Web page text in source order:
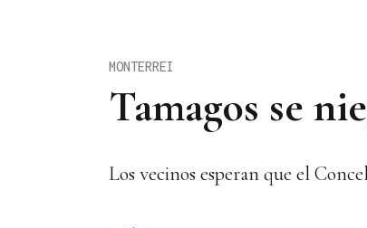
Tamagos se
MONTERREI
Los vecinos esperan que el